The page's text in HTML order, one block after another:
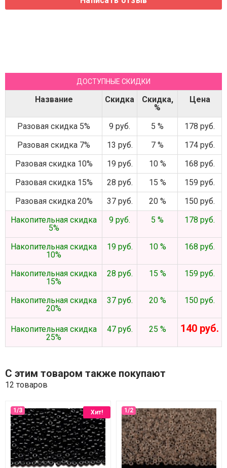
ДОСТУПНЫЕ СКИДКИ
Название Скидка
Скидка,
%
Цена
Разовая скидка 5% 9 руб. 5 %
178 руб.
Разовая скидка 7%
13 руб. 7 %
174 руб.
Разовая скидка 10%
19 руб. 10 %
168 руб.
Разовая скидка 15%
28 руб. 15 %
159 руб.
Разовая скидка 20%
37 руб. 20 %
150 руб.
Накопительная скидка
5%
9 руб. 5 % 178 руб.
Накопительная скидка
10%
19 руб. 10 % 168 руб.
Накопительная скидка
15%
28 руб. 15 % 159 руб.
Накопительная скидка
20%
37 руб. 20 % 150 руб.
Накопительная скидка
25%
47 руб. 25 % 140 руб.
С этим товаром также покупают
12 товаров
Хит!